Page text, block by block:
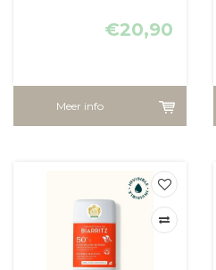
€20,90
Meer info